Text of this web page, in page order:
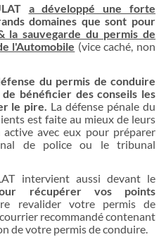
a développé une forte
domaines que sont pour
sauvegarde du permis de
l'Automobile (vice caché, non
du permis de conduire
bénéficier des conseils les
le pire. La défense pénale du
est faite au mieux de leurs
avec eux pour préparer
de police ou le tribunal
intervient aussi devant le
récupérer vos points
revalider votre permis de
recommandé contenant
de votre permis de conduire.